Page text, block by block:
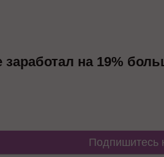
заработал на 19%
Подпишитесь